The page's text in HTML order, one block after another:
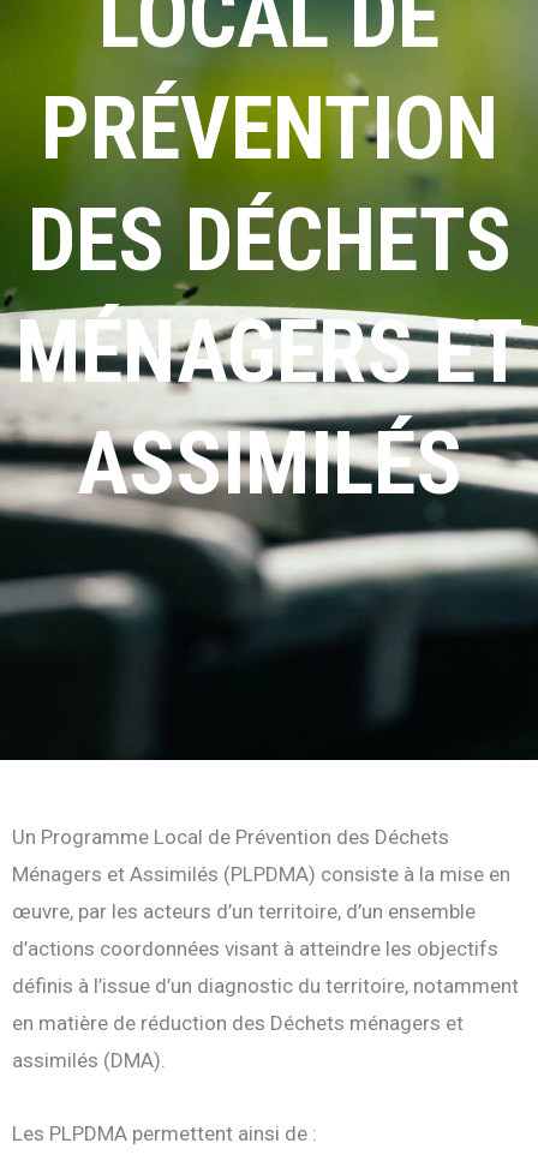
PRÉVENTION
DES DÉCHETS
MÉNAGERS ET
ASSIMILÉS
Un Programme Local de Prévention des Déchets
Ménagers et Assimilés (PLPDMA) consiste à la mise en
œuvre, par les acteurs d’un territoire, d’un ensemble
d’actions coordonnées visant à atteindre les objectifs
définis à l’issue d’un diagnostic du territoire, notamment
en matière de réduction des Déchets ménagers et
assimilés (DMA).
Les PLPDMA permettent ainsi de :